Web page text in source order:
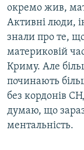
окремо жив,
Активні люди,
знали про те,
материковій
Криму. Але
починають
без кордонів
думаю, що
ментальність.